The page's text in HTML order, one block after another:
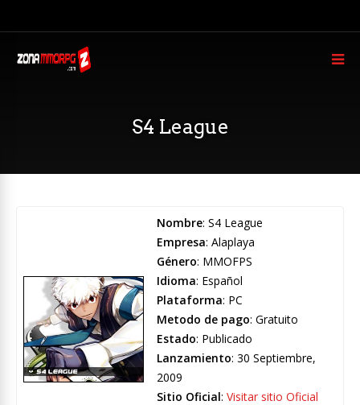
S4 League
Nombre: S4 League
Empresa: Alaplaya
Género: MMOFPS
Idioma: Español
Plataforma: PC
Metodo de pago: Gratuito
Estado: Publicado
Lanzamiento: 30 Septiembre,
2009
Sitio Oficial: Visitar sitio Oficial